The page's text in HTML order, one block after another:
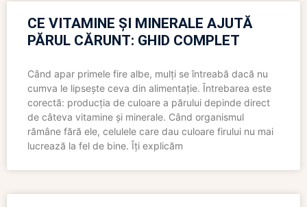
CE VITAMINE ȘI MINERALE AJUTĂ
PĂRUL CĂRUNT: GHID COMPLET
Când apar primele fire albe, mulți se întreabă dacă nu
cumva le lipsește ceva din alimentație. Întrebarea este
corectă: producția de culoare a părului depinde direct
de câteva vitamine și minerale. Când organismul
rămâne fără ele, celulele care dau culoare firului nu mai
lucrează la fel de bine. Îți explicăm